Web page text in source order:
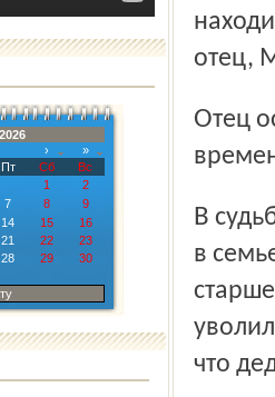
›
»
Пт Сб
Вс
1
2
7 8
9
14 15
16
21 22
23
28 29
30
отец,
Отец оставил тетрадь сыну. При этом просил до поры до
В судьбе отца в начале тридцатых был эпизод, о котором
в
что